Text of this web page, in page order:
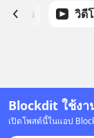
Blockdit ใช้ง
เปิดโพสต์นี้ในแอป
ด้ดาว วิดี